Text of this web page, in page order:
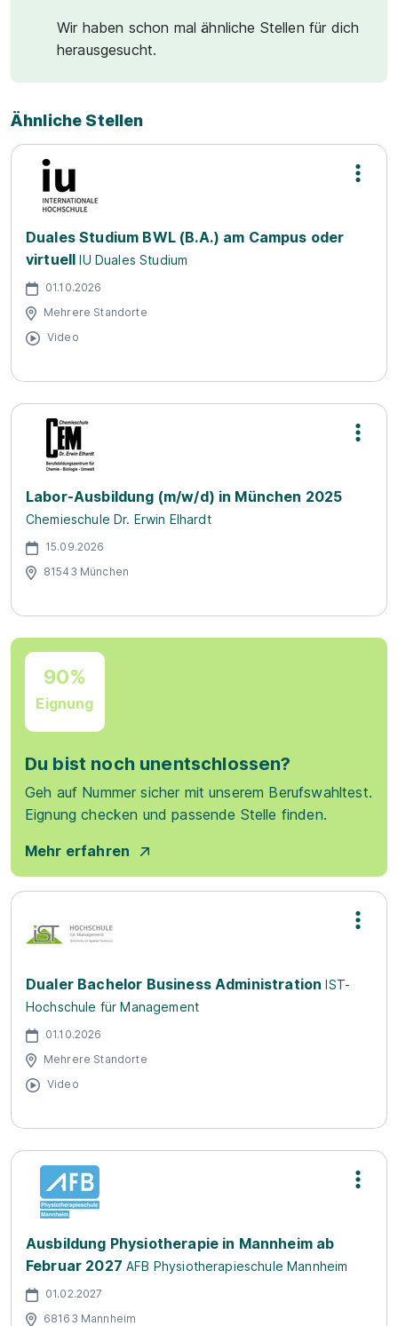
Wir haben schon mal ähnliche Stellen für dich
herausgesucht.
Ähnliche Stellen
Duales Studium BWL (B.A.) am Campus oder
virtuell IU Duales Studium
01.10.2026
Mehrere Standorte
Video
Labor-Ausbildung (m/w/d) in München 2025
Chemieschule Dr. Erwin Elhardt
15.09.2026
81543 München
90%
Eignung
Du bist noch unentschlossen?
Geh auf Nummer sicher mit unserem Berufswahltest.
Eignung checken und passende Stelle finden.
Mehr erfahren
Dualer Bachelor Business Administration IST-
Hochschule für Management
01.10.2026
Mehrere Standorte
Video
Ausbildung Physiotherapie in Mannheim ab
Februar 2027 AFB Physiotherapieschule Mannheim
01.02.2027
68163 Mannheim